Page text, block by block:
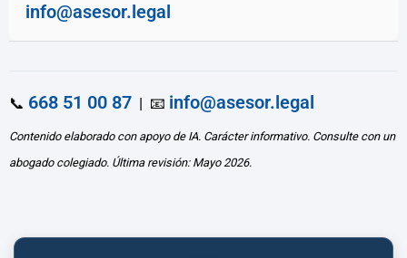
info@asesor.legal
📞 668 51 00 87 | 📧 info@asesor.legal
Contenido elaborado con apoyo de IA. Carácter informativo. Consulte con un
abogado colegiado. Última revisión: Mayo 2026.